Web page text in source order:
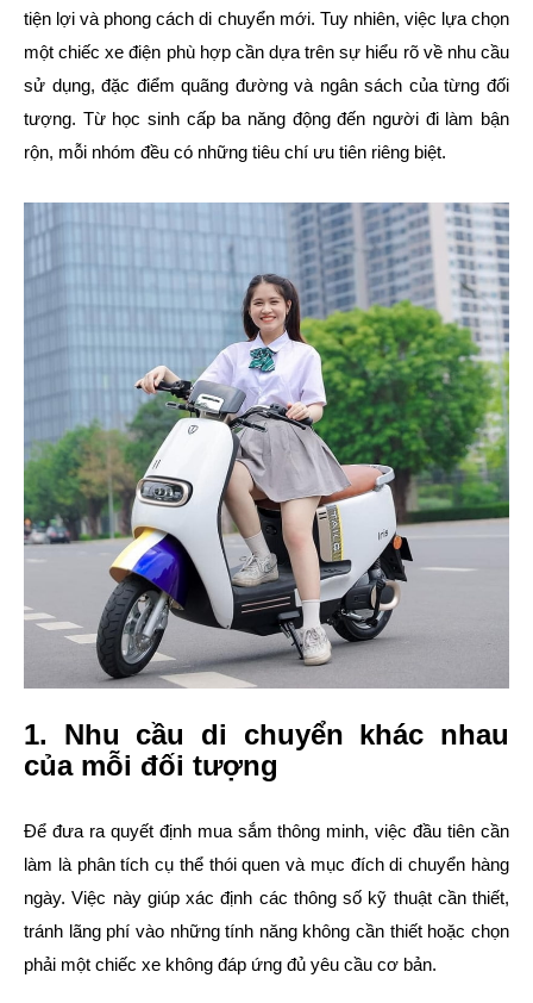
tiện lợi và phong cách di chuyển mới. Tuy nhiên, việc lựa chọn
một chiếc xe điện phù hợp cần dựa trên sự hiểu rõ về nhu cầu
sử dụng, đặc điểm quãng đường và ngân sách của từng đối
tượng. Từ học sinh cấp ba năng động đến người đi làm bận
rộn, mỗi nhóm đều có những tiêu chí ưu tiên riêng biệt.
1. Nhu cầu di chuyển khác nhau
của mỗi đối tượng
Để đưa ra quyết định mua sắm thông minh, việc đầu tiên cần
làm là phân tích cụ thể thói quen và mục đích di chuyển hàng
ngày. Việc này giúp xác định các thông số kỹ thuật cần thiết,
tránh lãng phí vào những tính năng không cần thiết hoặc chọn
phải một chiếc xe không đáp ứng đủ yêu cầu cơ bản.